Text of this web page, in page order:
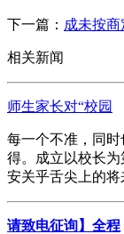
下一篇： 成未按
相关新闻
师生家长对“校园
每一个不准，同
得。成立以校长
安关乎舌尖上的
请致电征询】全程